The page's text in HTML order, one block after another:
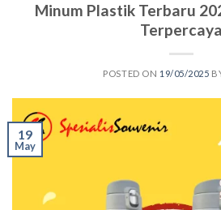
Minum Plastik Terbaru
Terpercaya
POSTED ON 19/05/2025
19
May